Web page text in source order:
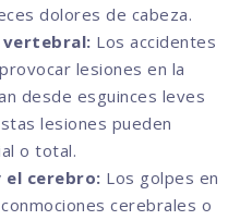
dolores de cabeza.
vertebral: Los accidentes
lesiones en la
desde esguinces leves
lesiones pueden
o total.
el cerebro: Los golpes en
cerebrales o